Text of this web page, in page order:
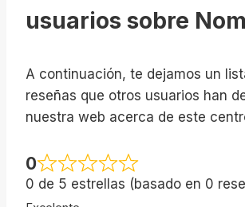
usuarios sobre
A continuación, te dejamos un
reseñas que otros usuarios han
nuestra web acerca de este
0
0 de 5 estrellas (basado en 0